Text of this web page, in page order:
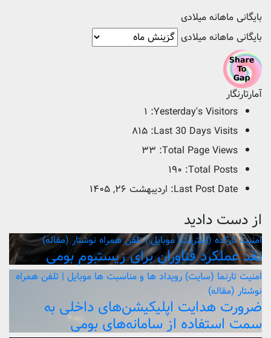
بایگانی ماهانه میلادی
بایگانی ماهانه میلادی
آمارتارنگار
Yesterday's Visitors: ۱
Last 30 Days Visits: ۸۱۵
Total Page Views: ۳۳
Total Posts: ۱۹۰
Last Post Date: اردیبهشت ۲۶, ۱۴۰۵
از دست دادید
امنیتتارکده (اینترنت)موبایل | تلفن همراه نوشتار (مقاله)
نقد عملکرد فناوران برای زیستبوم بومی
امنیتتارنما (سایت) رویداد ها و مناسبت ها موبایل | تلفن همراه
نوشتار (مقاله)
ضرورت هدایت اپلیکیشن‌های داخلی به
سمت استفاده از سامانه‌های بومی